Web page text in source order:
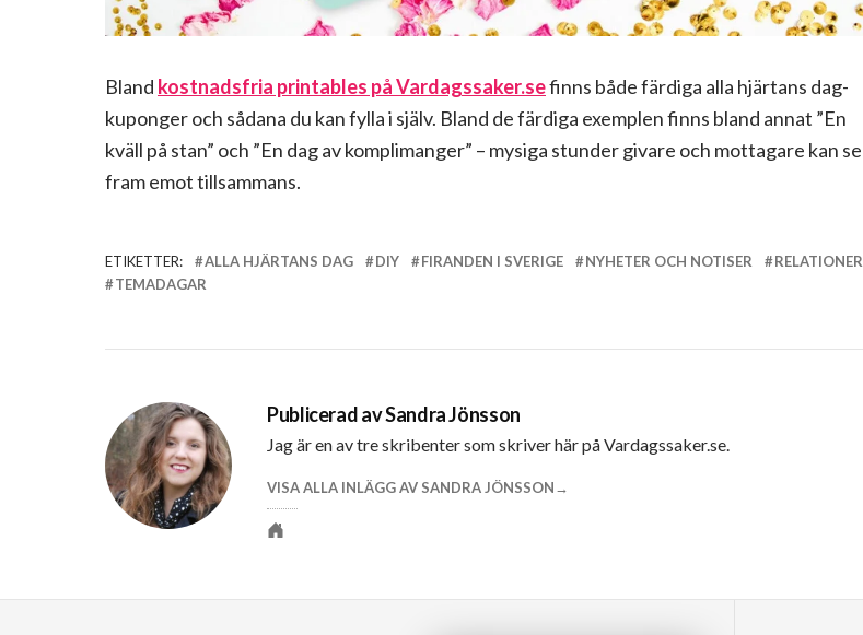
Bland kostnadsfria printables på Vardagssaker.sefinns både färdiga alla hjärtans dag-
kuponger och sådana du kan fylla i själv. Bland de färdiga exemplen finns bland annat ”En
kväll på stan” och ”En dag av komplimanger” – mysiga stunder givare och mottagare kan se
fram emot tillsammans.
ETIKETTER: ALLA HJÄRTANS DAG DIY FIRANDEN I SVERIGE NYHETER OCH NOTISER
RELATIONER
TEMADAGAR
Publicerad avSandra Jönsson
Jag är en av tre skribenter som skriver här på Vardagssaker.se.
VISA ALLA INLÄGG AV SANDRA JÖNSSON